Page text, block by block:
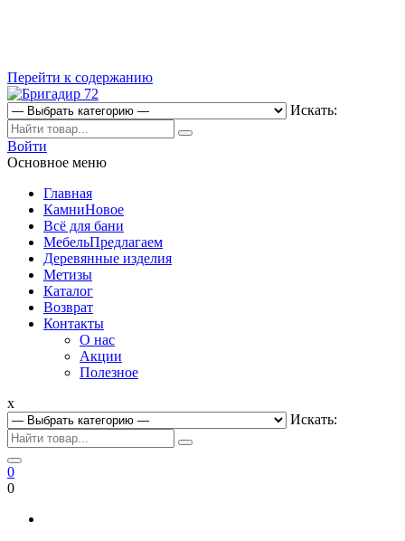
Перейти к содержанию
Бригадир 72
Магазин строительных материалов
Искать:
Войти
Основное меню
Главная
КамниНовое
Всё для бани
МебельПредлагаем
Деревянные изделия
Метизы
Каталог
Возврат
Контакты
О нас
Акции
Полезное
x
Искать:
0
0